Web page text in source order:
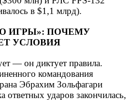
в $1,1 млрд).
ИГРЫ»: ПОЧЕМУ
УСЛОВИЯ
— он диктует правила.
командования
Эбрахим Зольфагари
ответных ударов закончилась,